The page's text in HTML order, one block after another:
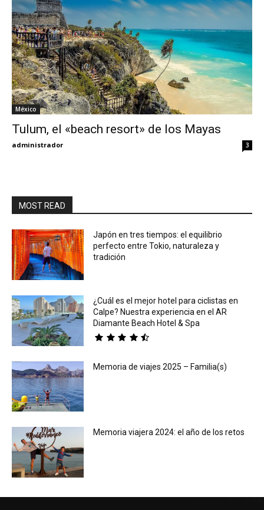
México
Tulum, el «beach resort» de los Mayas
administrador 3
MOST READ
Japón en tres tiempos: el equilibrio
perfecto entre Tokio, naturaleza y
tradición
¿Cuál es el mejor hotel para ciclistas en
Calpe? Nuestra experiencia en el AR
Diamante Beach Hotel & Spa
Memoria de viajes 2025 – Familia(s)
Memoria viajera 2024: el año de los retos